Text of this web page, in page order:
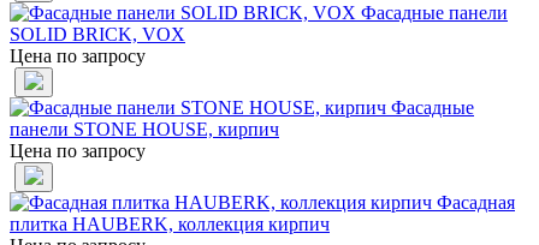
Фасадные панели
SOLID BRICK, VOX
Цена по запросу
Фасадные
панели STONE HOUSE, кирпич
Цена по запросу
Фасадная
плитка HAUBERK, коллекция кирпич